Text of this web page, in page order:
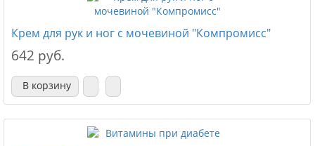
Крем для рук и ног с мочевиной "Компромисс"
642 руб.
В корзину